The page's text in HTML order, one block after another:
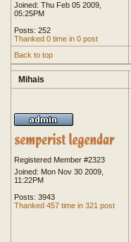
Joined: Thu Feb 05 2009,
05:25PM
Posts: 252
Thanked 0 time in 0 post
Back to top
Mihais
Registered Member #2323
Joined: Mon Nov 30 2009,
11:22PM
Posts: 3943
Thanked 457 time in 321 post